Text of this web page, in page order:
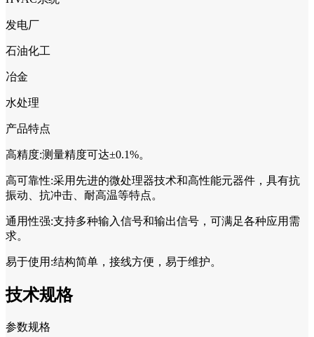
发电厂
石油化工
冶金
水处理
产品特点
高精度:测量精度可达±0.1%。
高可靠性:采用先进的微处理器技术和高性能元器件，具有抗
振动、抗冲击、耐高温等特点。
通用性强:支持多种输入信号和输出信号，可满足各种应用需
求。
易于使用:结构简单，接线方便，易于维护。
技术规格
参数规格